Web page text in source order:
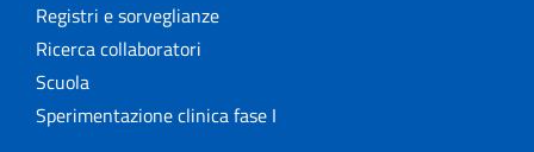
Registri e sorveglianze
Ricerca collaboratori
Scuola
Sperimentazione clinica fase I